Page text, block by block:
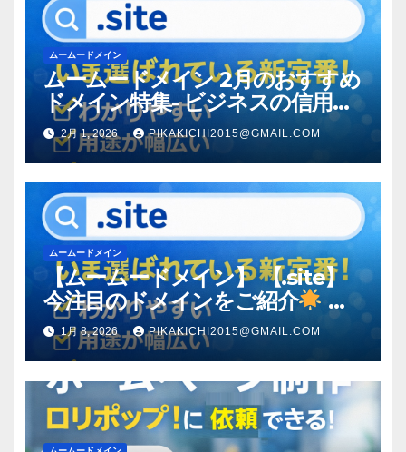
ムームードメイン
ムームードメイン 2月のおすすめ
ドメイン特集- ビジネスの信用を
築く――そのすべての起点となる
のが独自ドメイン
2月 1, 2026 PIKAKICHI2015@GMAIL.COM
ムームードメイン
【ムームードメイン】 【.site】
今注目のドメインをご紹介
何
をするサイトか”が一目で伝わ
る。いま選ばれている新定番ドメ
イン
1月 8, 2026 PIKAKICHI2015@GMAIL.COM